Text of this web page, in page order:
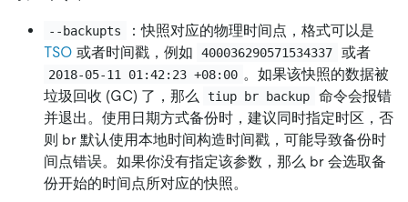
--backupts
：快照对应的物理时间点，格式可以是
TSO 或者时间戳，例如 400036290571534337 或者
2018-05-11 01:42:23 +08:00 。如果该快照的数据被
垃圾回收 (GC) 了，那么
tiup br backup
命令会报错
并退出。使用日期方式备份时，建议同时指定时区，否
则 br 默认使用本地时间构造时间戳，可能导致备份时
间点错误。如果你没有指定该参数，那么 br 会选取备
份开始的时间点所对应的快照。